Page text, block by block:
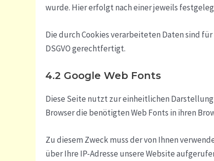
wurde. Hier erfolgt nach einer jeweils
Die durch Cookies verarbeiteten Daten sind
DSGVO gerechtfertigt.
4.2 Google Web Fonts
Diese Seite nutzt zur einheitlichen
Browser die benötigten Web Fonts in ihren
Zu diesem Zweck muss der von Ihnen
über Ihre IP-Adresse unsere Website